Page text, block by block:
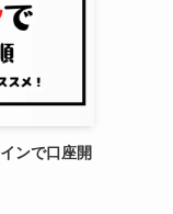
ンで口座開